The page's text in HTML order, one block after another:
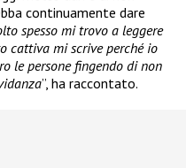
continuamente dare
spesso mi trovo a leggere
cattiva mi scrive perché io
le persone fingendo di non
”, ha raccontato.